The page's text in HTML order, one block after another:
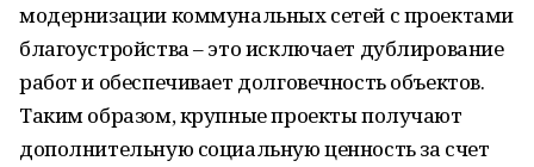
модернизации коммунальных сетей с проектами
благоустройства – это исключает дублирование
работ и обеспечивает долговечность объектов.
Таким образом, крупные проекты получают
дополнительную социальную ценность за счет